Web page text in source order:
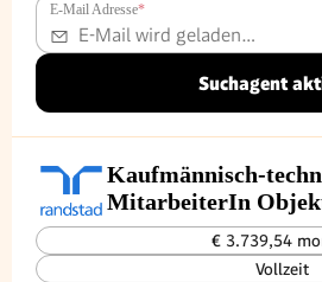
E-Mail Adresse*
Suchagent
Kaufmännisch-
MitarbeiterIn
(m/w/d)
€ 3.739,54
Vollzeit